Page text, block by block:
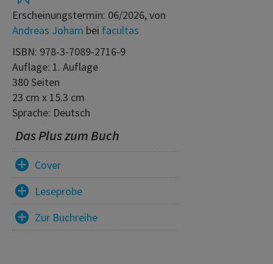
Erscheinungstermin: 06/2026, von
Andreas Joham bei facultas
ISBN: 978-3-7089-2716-9
Auflage: 1. Auflage
380 Seiten
23 cm x 15.3 cm
Sprache: Deutsch
Das Plus zum Buch
Cover
Leseprobe
Zur Buchreihe